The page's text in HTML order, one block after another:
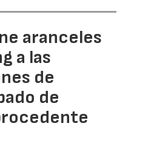
aranceles
a las
de
de